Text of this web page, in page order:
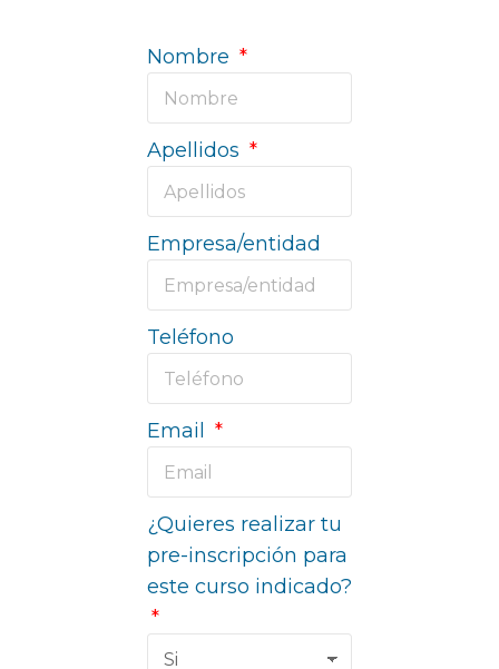
Nombre
Apellidos
Empresa/entidad
Teléfono
Email
¿Quieres realizar tu
pre-inscripción para
este curso indicado?